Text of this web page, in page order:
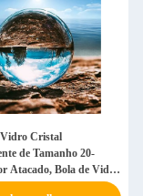
Cristal
de Tamanho 20-
Atacado, Bola de Vidro